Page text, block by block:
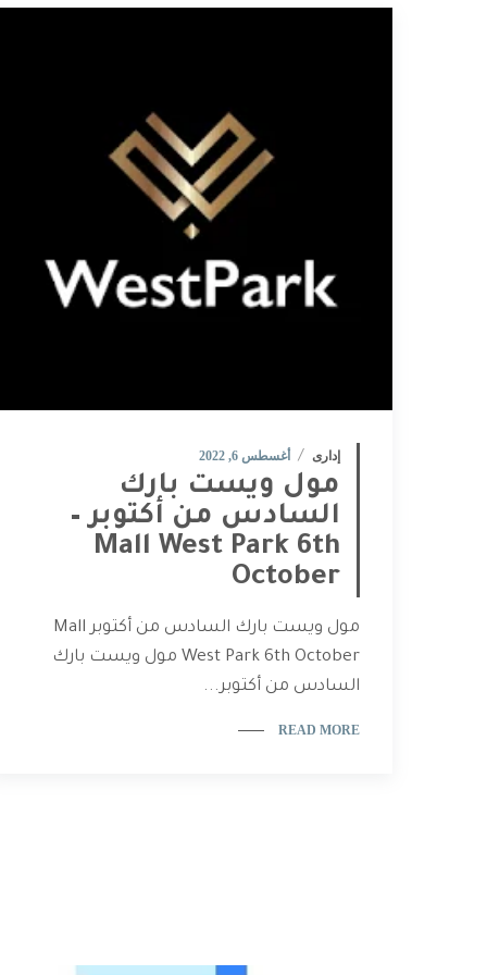
إدارى أغسطس 6, 2022
مول ويست بارك
السادس من أكتوبر –
Mall West Park 6th
October
مول ويست بارك السادس من أكتوبر Mall
West Park 6th October مول ويست بارك
السادس من أكتوبر...
READ MORE